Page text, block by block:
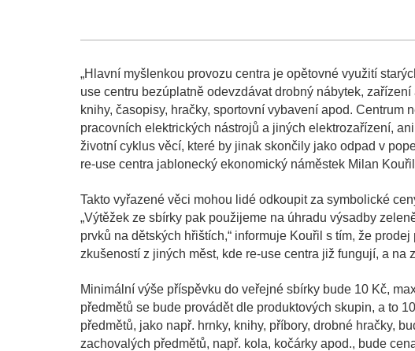
„Hlavní myšlenkou provozu centra je opětovné využití
use centru bezúplatně odevzdávat drobný nábytek,
knihy, časopisy, hračky, sportovní vybavení apod. Centrum
pracovních elektrických nástrojů a jiných elektrozařízení,
životní cyklus věcí, které by jinak skončily jako odpad v
re-use centra jablonecký ekonomický náměstek Milan
Takto vyřazené věci mohou lidé odkoupit za symbolické
„Výtěžek ze sbírky pak použijeme na úhradu výsadby
prvků na dětských hřištích,“ informuje Kouřil s tím, že
zkušeností z jiných měst, kde re-use centra již fungují, a
Minimální výše příspěvku do veřejné sbírky bude 10 Kč,
předmětů se bude provádět dle produktových skupin, a to
předmětů, jako např. hrnky, knihy, příbory, drobné hračky,
zachovalých předmětů, např. kola, kočárky apod., bude